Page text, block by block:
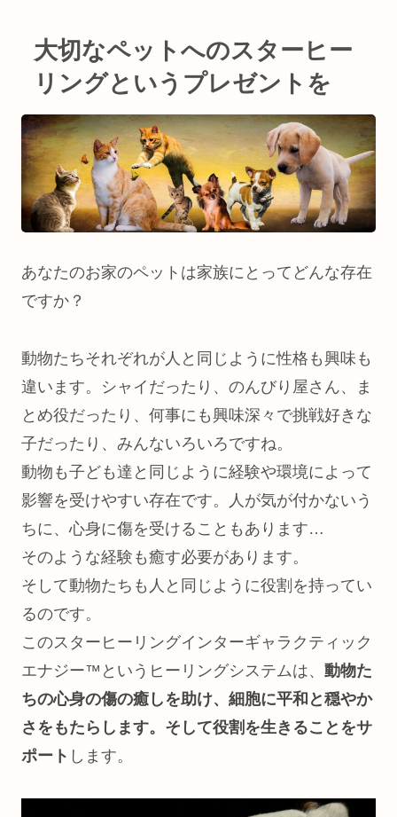
大切なペットへのスターヒー
リングというプレゼントを
あなたのお家のペットは家族にとってどんな存在
ですか？
動物たちそれぞれが人と同じように性格も興味も
違います。シャイだったり、のんびり屋さん、ま
とめ役だったり、何事にも興味深々で挑戦好きな
子だったり、みんないろいろですね。
動物も子ども達と同じように経験や環境によって
影響を受けやすい存在です。人が気が付かないう
ちに、心身に傷を受けることもあります…
そのような経験も癒す必要があります。
そして動物たちも人と同じように役割を持ってい
るのです。
このスターヒーリングインターギャラクティック
エナジー™というヒーリングシステムは、 動物た
ちの心身の傷の癒しを助け、細胞に平和と穏やか
さをもたらします。そして役割を生きることをサ
ポート します。